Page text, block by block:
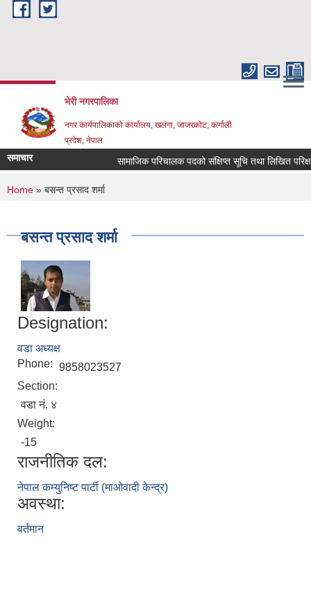
Skip to main content
भेरी नगरपालिका
नगर कार्यपालिकाको कार्यालय, खलंगा, जाजरकोट, कर्णाली
प्रदेश, नेपाल
समाचार सामाजिक परिचालक पदको संक्षिप्त सूचि तथा लिखित परिक्षा
You are here
Home » बसन्त प्रसाद शर्मा
बसन्त प्रसाद शर्मा
Designation:
वडा अध्यक्ष
Phone: 9858023527
Section:
वडा नं. ४
Weight:
-15
राजनीतिक दल:
नेपाल कम्युनिष्ट पार्टी (माओवादी केन्द्र)
अवस्था:
वर्तमान